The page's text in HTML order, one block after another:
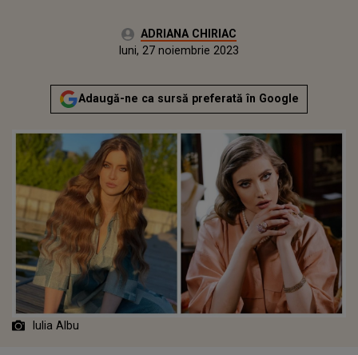
Autor:ADRIANA CHIRIAC
luni, 27 noiembrie 2023Actualizat:
luni, 27 noiembrie 2023
Adaugă-ne ca sursă preferată în Google
Iulia Albu